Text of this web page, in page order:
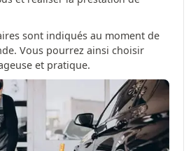
sont indiqués au moment de
Vous pourrez ainsi choisir
et pratique.